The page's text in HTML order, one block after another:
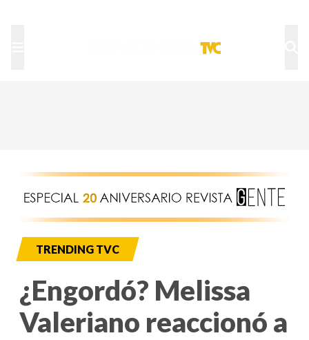
TRENDING TVC
¿Engordó? Melissa
Valeriano reaccionó a